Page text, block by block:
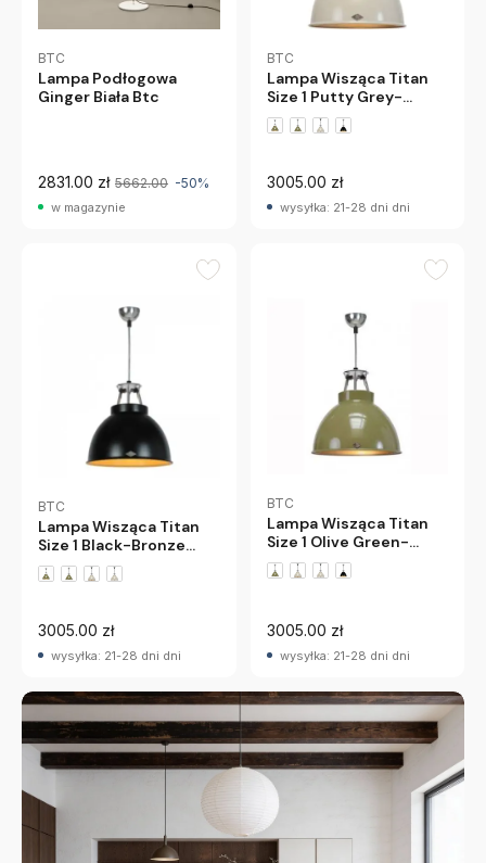
BTC
Lampa Podłogowa
Ginger Biała Btc
2831.00 zł 5662.00 -50%
w magazynie
BTC
Lampa Wisząca Titan
Size 1 Putty Grey-
Bronze Interior Btc
3005.00 zł
wysyłka: 21-28 dni dni
BTC
Lampa Wisząca Titan
Size 1 Black-Bronze
Interior Btc
3005.00 zł
wysyłka: 21-28 dni dni
BTC
Lampa Wisząca Titan
Size 1 Olive Green-
Bronze Interior Btc
3005.00 zł
wysyłka: 21-28 dni dni